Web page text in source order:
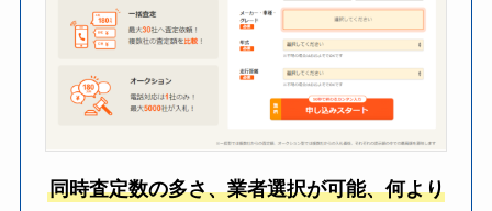
同時査定数の多さ、業者選択が可能、何より